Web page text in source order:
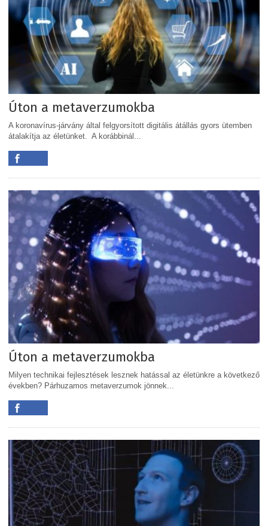
Úton a metaverzumokba
A koronavírus-járvány által felgyorsított digitális átállás gyors ütemben
átalakítja az életünket. A korábbinál...
Úton a metaverzumokba
Milyen technikai fejlesztések lesznek hatással az életünkre a következő
években? Párhuzamos metaverzumok jönnek...